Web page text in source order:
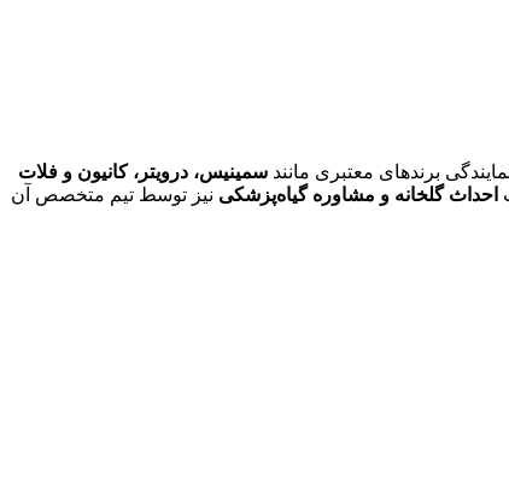
برندهای معتبری مانند سمینیس، درویتر، کانیون و فلات
احداث گلخانه و مشاوره گیاه‌پزشکی نیز توسط تیم متخصص آن